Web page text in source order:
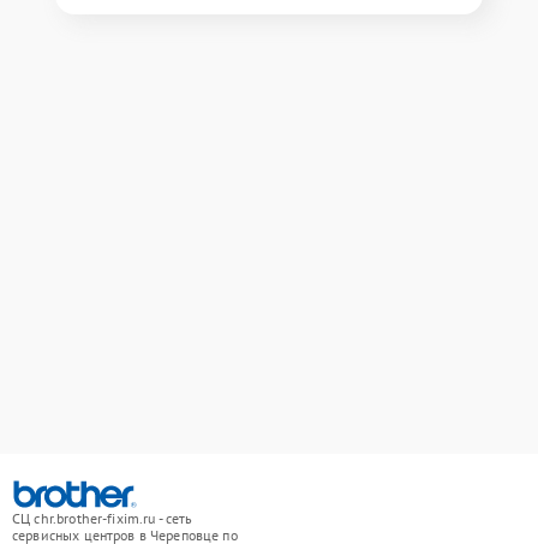
СЦ chr.brother-fixim.ru - сеть
сервисных центров в Череповце по